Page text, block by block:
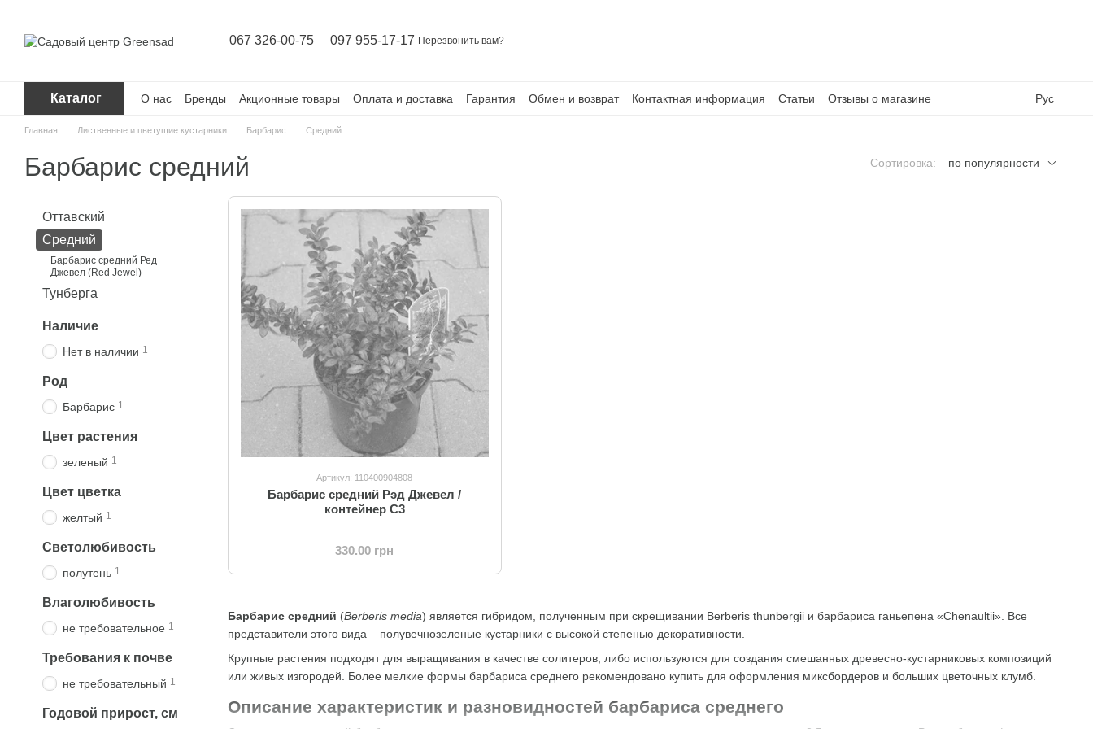
067 326-00-75 097 955-17-17 Перезвонить вам?
Каталог О нас Бренды Акционные товары Оплата и доставка Гарантия Обмен и возврат Контактная информация Статьи Отзывы о магазине Рус
Главная Лиственные и цветущие кустарники Барбарис Средний
Барбарис средний Сортировка: по популярности
Барбарис средний (Berberis media) является гибридом, полученным при скрещивании Berberis thunbergii и барбариса ганьепена «Chenaultii». Все
представители этого вида – полувечнозеленые кустарники с высокой степенью декоративности.
Крупные растения подходят для выращивания в качестве солитеров, либо используются для создания смешанных древесно-кустарниковых композиций
или живых изгородей. Более мелкие формы барбариса среднего рекомендовано купить для оформления миксбордеров и больших цветочных клумб.
Описание характеристик и разновидностей барбариса среднего
Артикул: 110400904808
Барбарис средний Рэд Джевел /
контейнер C3
330.00 грн
Оттавский
Средний
Барбарис средний Ред
Джевел (Red Jewel)
Тунберга
Наличие
Нет в наличии 1
Род
Барбарис 1
Цвет растения
зеленый 1
Цвет цветка
желтый 1
Светолюбивость
полутень 1
Влаголюбивость
не требовательное 1
Требования к почве
не требовательный 1
Годовой прирост, см